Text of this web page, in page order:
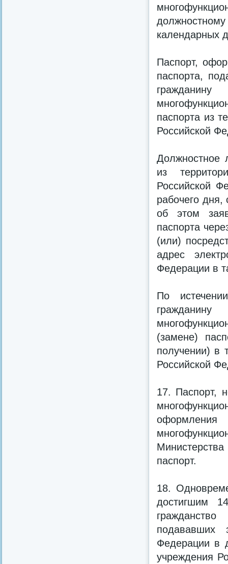
календарных
Паспорт,
паспорта,
паспорта из
Российской
Должностное
из
Российской
рабочего
об этом
паспорта
(или)
адрес
Федерации в
По
(замене)
получении) в
Российской
17. Паспорт,
паспорт.
18.
достигшим
подававших
Федерации в
учреждения